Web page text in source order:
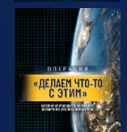
СМОТРЕТЬ